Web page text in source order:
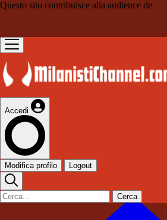
Questo sito contribuisce alla audience de
Accedi
Modifica profilo Logout
Cerca